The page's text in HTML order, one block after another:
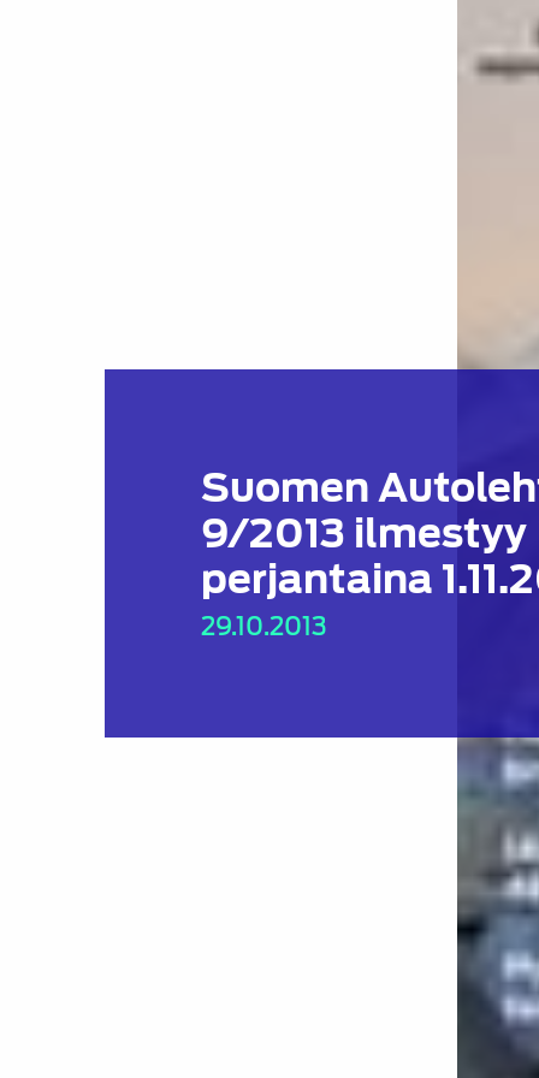
Suomen
9/2013 ilmestyy
perjantaina
29.10.2013